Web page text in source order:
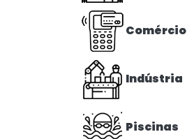
Comércio
Indústria
Piscinas